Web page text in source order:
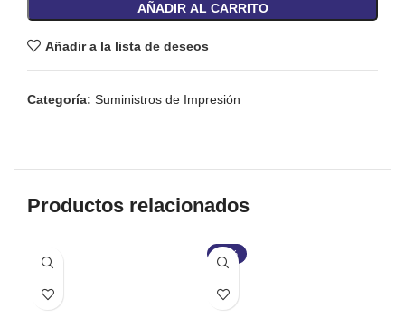
AÑADIR AL CARRITO
Añadir a la lista de deseos
Categoría: Suministros de Impresión
Productos relacionados
-17%